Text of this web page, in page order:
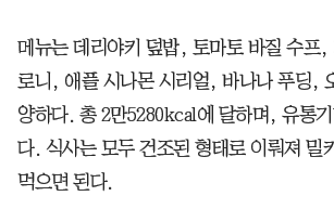
메뉴는 데리야키 덮밥, 토마토 바질 수프
로니, 애플 시나몬 시리얼, 바나나 푸딩,
양하다. 총 2만5280kcal에 달하며, 유통기
다. 식사는 모두 건조된 형태로 이뤄져 밀
먹으면 된다.